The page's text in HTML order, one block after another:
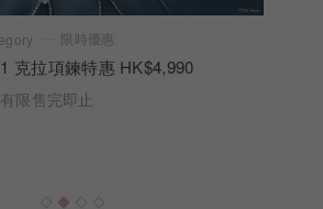
限時優惠
克拉項鍊特惠 HK$4,990
限售完即止